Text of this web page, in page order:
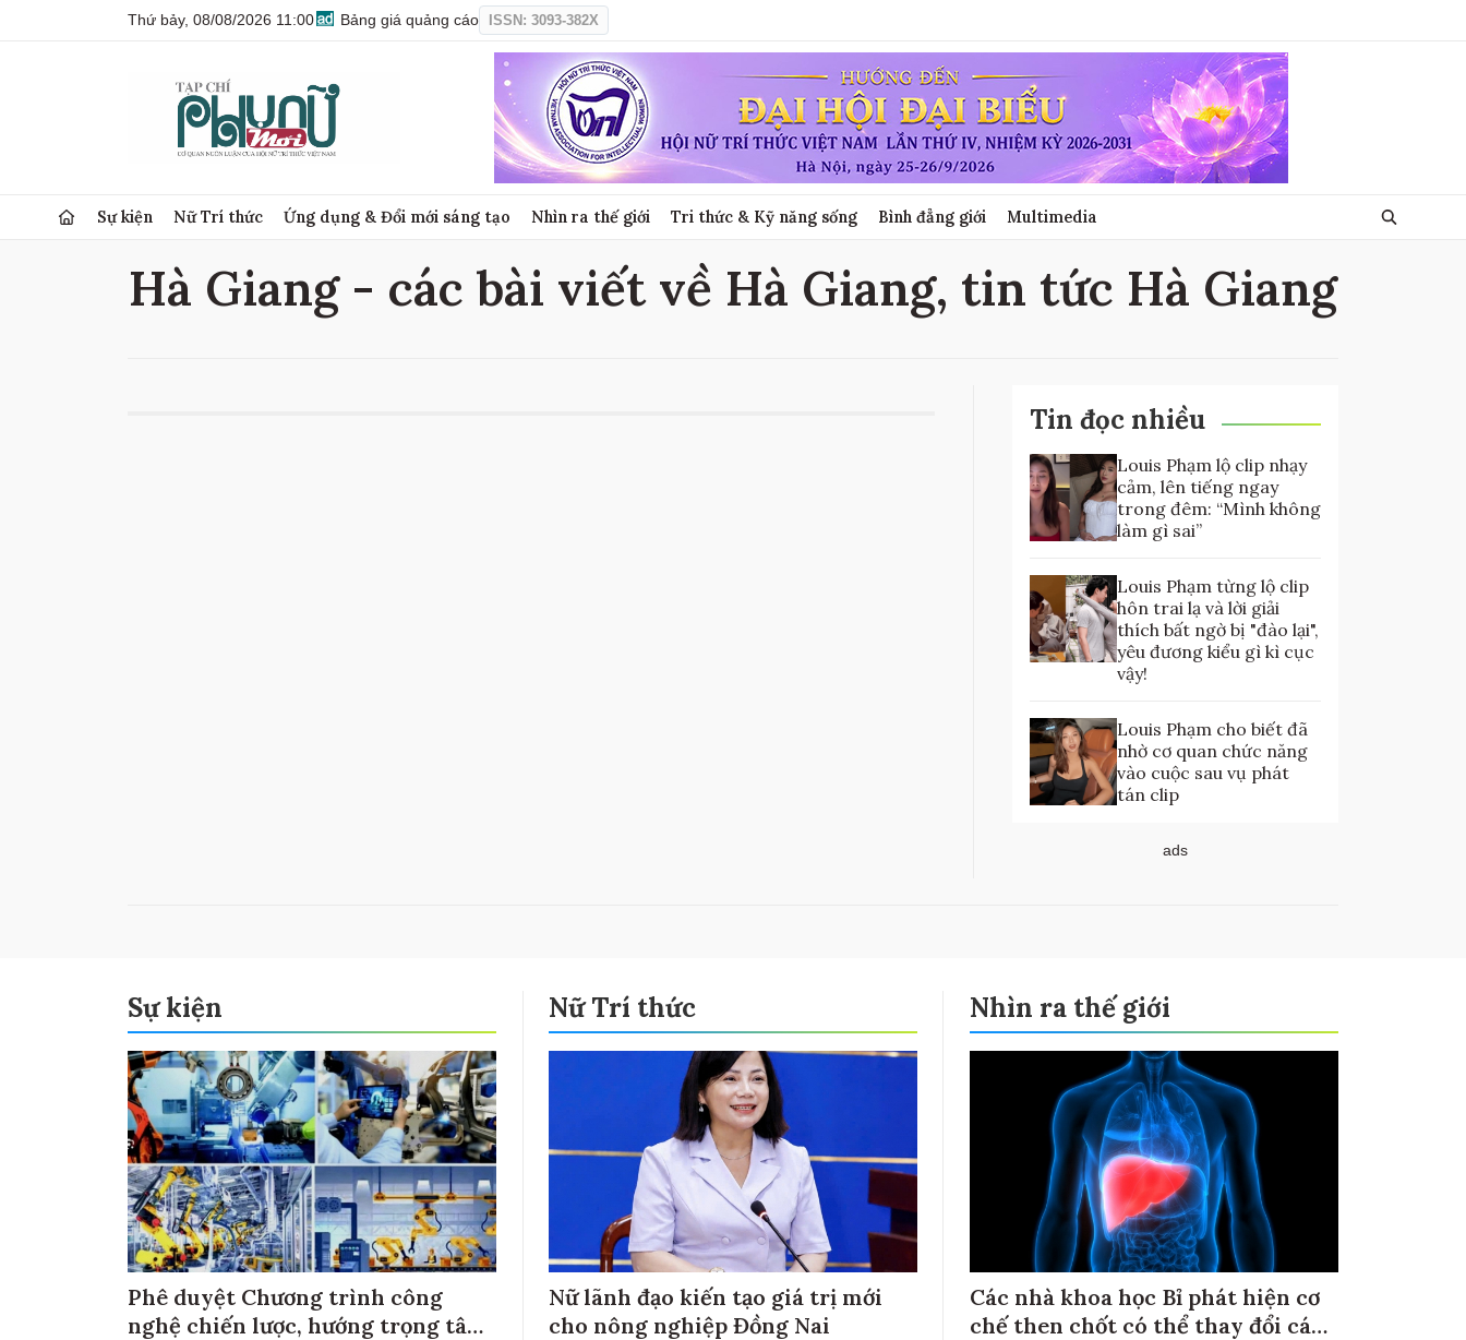
Thứ bảy, 08/08/2026 11:00 Bảng giá quảng cáo ISSN: 3093-382X
Sự kiện Nữ Trí thức Ứng dụng & Đổi mới sáng tạo Nhìn ra thế giới Tri thức & Kỹ năng sống Bình đẳng giới Multimedia
Hà Giang - các bài viết về Hà Giang, tin tức Hà Giang
Tin đọc nhiều
Louis Phạm lộ clip nhạy
cảm, lên tiếng ngay
trong đêm: “Mình không
làm gì sai”
Louis Phạm từng lộ clip
hôn trai lạ và lời giải
thích bất ngờ bị "đào lại",
yêu đương kiểu gì kì cục
vậy!
Louis Phạm cho biết đã
nhờ cơ quan chức năng
vào cuộc sau vụ phát
tán clip
ads
Sự kiện
Phê duyệt Chương trình công
nghệ chiến lược, hướng trọng tâm
Nữ Trí thức
Nữ lãnh đạo kiến tạo giá trị mới
cho nông nghiệp Đồng Nai
Nhìn ra thế giới
Các nhà khoa học Bỉ phát hiện cơ
chế then chốt có thể thay đổi cách